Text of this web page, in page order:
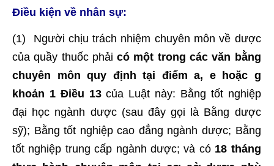
Điều kiện về nhân sự:
(1) Người chịu trách nhiệm chuyên môn về dược
của quầy thuốc phảicó một trong các văn bằng
chuyên môn quy định tại điểm a, e hoặc g
khoản 1 Điều 13của Luật này: Bằng tốt nghiệp
đại học ngành dược (sau đây gọi là Bằng dược
sỹ); Bằng tốt nghiệp cao đẳng ngành dược; Bằng
tốt nghiệp trung cấp ngành dược; và có 18 tháng